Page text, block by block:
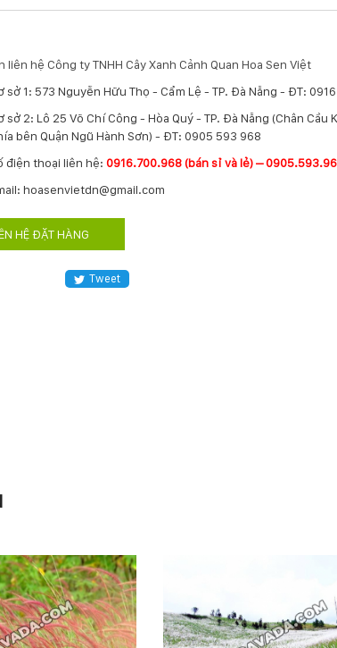
liên hệ Công ty TNHH Cây Xanh Cảnh Quan Hoa Sen Việt
sở 1: 573 Nguyễn Hữu Thọ - Cẩm Lệ - TP. Đà Nẵng - ĐT:
sở 2: Lô 25 Võ Chí Công - Hòa Quý - TP. Đà Nẵng (Chân Cầu
bên Quận Ngũ Hành Sơn) - ĐT: 0905 593 968
điện thoại liên hệ: 0916.700.968 (bán sỉ và lẻ) –
hoasenvietdn@gmail.com
HỆ ĐẶT HÀNG
Tweet